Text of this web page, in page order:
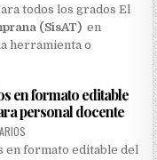
todos los grados El
(SisAT) en
herramienta o
en formato editable
personal docente
en formato editable del